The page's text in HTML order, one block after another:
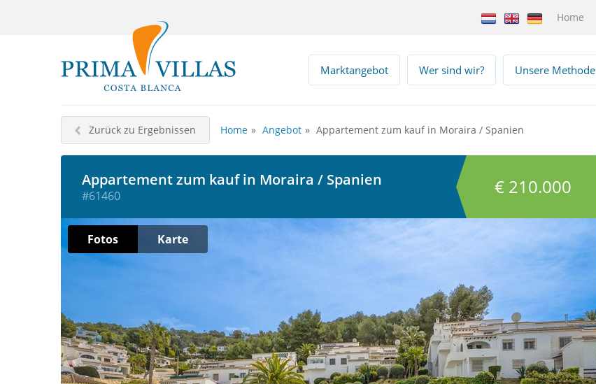
Home
Marktangebot Wer sind wir? Unsere Methode
Zurück zu Ergebnissen Home Angebot Appartement zum kauf in Moraira / Spanien
Appartement zum kauf in Moraira / Spanien
#61460 € 210.000
Fotos Karte